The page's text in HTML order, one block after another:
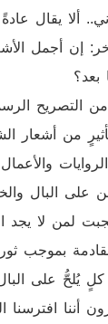
ألا يقال
إن أجمل
بعد؟
من التصريح
من
على البال
لمن لا
بموجب
كلٍ يُلحُّ على
أننا